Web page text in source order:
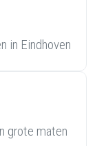
in Eindhoven
grote maten